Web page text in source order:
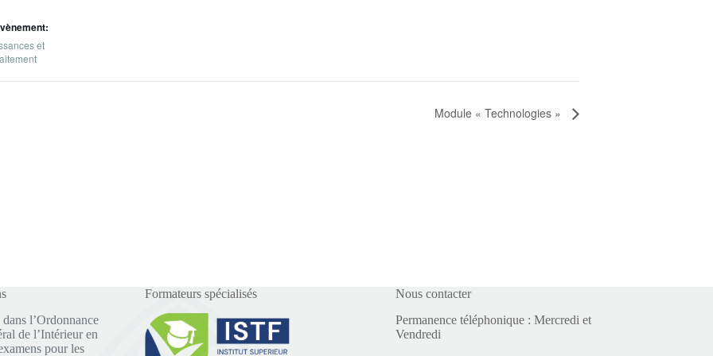
et
Module « Technologies »
l’Ordonnance
de l’Intérieur en
pour les
Formateurs spécialisés
Nous contacter
Permanence téléphonique : Mercredi et
Vendredi